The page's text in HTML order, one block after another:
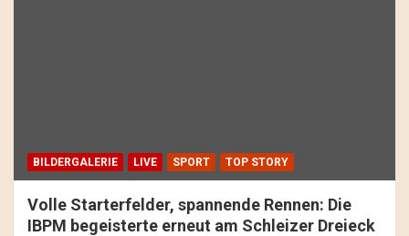
BILDERGALERIE LIVE SPORT TOP STORY
Volle Starterfelder, spannende Rennen: Die
IBPM begeisterte erneut am Schleizer Dreieck